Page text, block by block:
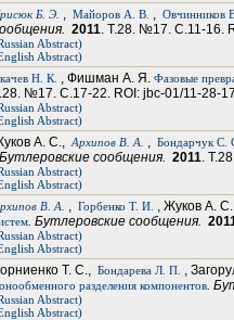
Б. Э. , Майоров А. В. , Овчинников
2011. Т.28. №17. С.11-16.
Abstract)
Abstract)
Н. К. , Фишман А. Я. Фазовые
№17. С.17-22. ROI: jbc-01/11-28-
Abstract)
Abstract)
А. С., Архипов В. А. , Бондарчук С.
сообщения. 2011.
Abstract)
Abstract)
В. А.
, Горбенко Т. И. , Жуков А.
. Бутлеровские сообщения.
Abstract)
Abstract)
Т. С., Бондарева Л. П. ,
разделения компонентов.
Abstract)
Abstract)